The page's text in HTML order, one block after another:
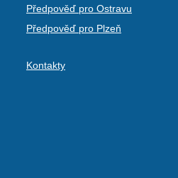
Předpověď pro Ostravu
Předpověď pro Plzeň
Kontakty